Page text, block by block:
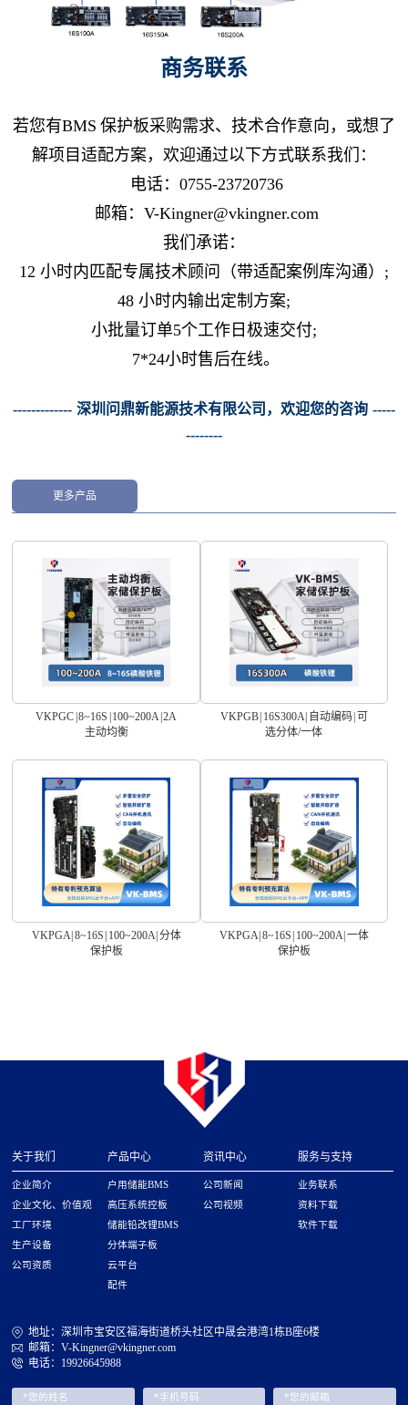
商务联系
若您有BMS 保护板采购需求、技术合作意向，或想了
解项目适配方案，欢迎通过以下方式联系我们：
电话：0755-23720736
邮箱：V-Kingner@vkingner.com
我们承诺：
12 小时内匹配专属技术顾问（带适配案例库沟通）;
48 小时内输出定制方案;
小批量订单5个工作日极速交付;
7*24小时售后在线。
------------- 深圳问鼎新能源技术有限公司，欢迎您的咨询 -----
--------
更多产品
VKPGC | 8~16S | 100~200A | 2A
主动均衡
VKPGB | 16S300A | 自动编码 | 可
选分体/一体
VKPGA | 8~16S | 100~200A | 分体
保护板
VKPGA | 8~16S | 100~200A | 一体
保护板
关于我们
企业简介
企业文化、价值观
工厂环境
生产设备
公司资质
产品中心
户用储能BMS
高压系统控板
储能铅改锂BMS
分体端子板
云平台
配件
资讯中心
公司新闻
公司视频
服务与支持
业务联系
资料下载
软件下载
地址：深圳市宝安区福海街道桥头社区中晟会港湾1栋B座6楼
邮箱：V-Kingner@vkingner.com
电话：19926645988